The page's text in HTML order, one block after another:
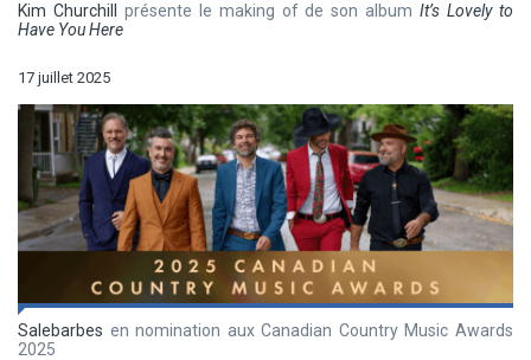
Kim Churchill présente le making of de son albumIt’s Lovely to
Have You Here
17 juillet 2025
Salebarbes en nomination aux Canadian Country Music Awards
2025